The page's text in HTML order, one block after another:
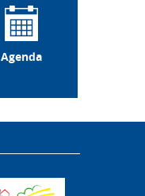
Agenda